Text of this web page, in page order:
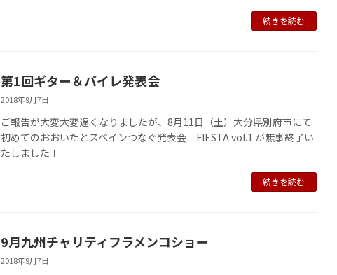
続きを読む
第1回ギター＆バイレ発表会
2018年9月7日
ご報告が大変大変遅くなりましたが、8月11日（土）大分県別府市にて
初めてのおおいたとスペインつなぐ発表会 FIESTA vol.1 が無事終了い
たしました！
続きを読む
9月九州チャリティフラメンコショー
2018年9月7日